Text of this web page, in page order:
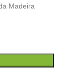
Madeira